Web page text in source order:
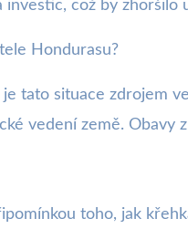
což by zhoršilo
Hondurasu?
tato situace zdrojem
vedení země. Obavy
toho, jak